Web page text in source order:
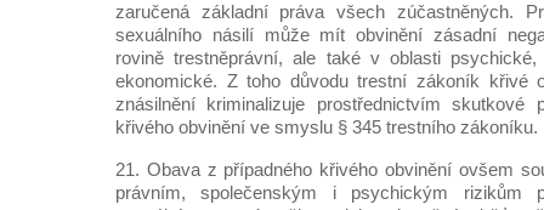
zaručená základní práva všech zúčastněných.
sexuálního násilí může mít obvinění zásadní
rovině trestněprávní, ale také v oblasti
ekonomické. Z toho důvodu trestní zákoník křivé
znásilnění kriminalizuje prostřednictvím skutkové
křivého obvinění ve smyslu § 345 trestního zákoníku.
21. Obava z případného křivého obvinění ovšem
právním, společenským i psychickým rizikům